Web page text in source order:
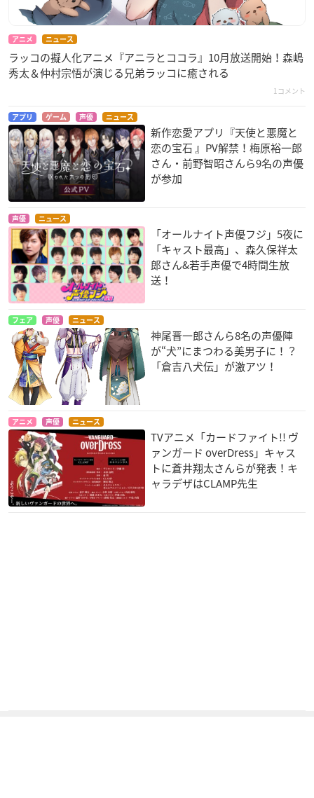
バディファイトDDD
大盛爆
バディファイト100
大盛爆
神様はじめました◎
大国主
棺姫のチャイカ AVE
NGING BATTLE
マテウス・キャラウ
棺姫のチャイカ
マテウス・キャラウ
戦記～それっておい
しいの？～
バン
メイト編
新田シン
大盛爆
アニメ ニュース
ラッコの擬人化アニメ『アニラとココラ』10月放送開始！森嶋
秀太＆仲村宗悟が演じる兄弟ラッコに癒される
1コメント
アプリ ゲーム 声優 ニュース
新作恋愛アプリ『天使と悪魔と
恋の宝石 』PV解禁！梅原裕一郎
さん・前野智昭さんら9名の声優
が参加
声優 ニュース
「オールナイト声優フジ」5夜に
「キャスト最高」、森久保祥太
郎さん&若手声優で4時間生放
送！
フェア 声優 ニュース
神尾晋一郎さんら8名の声優陣
が“犬”にまつわる美男子に！？
「倉吉八犬伝」が激アツ！
アニメ 声優 ニュース
TVアニメ「カードファイト!! ヴ
ァンガード overDress」キャス
トに蒼井翔太さんらが発表！キ
ャラデザはCLAMP先生